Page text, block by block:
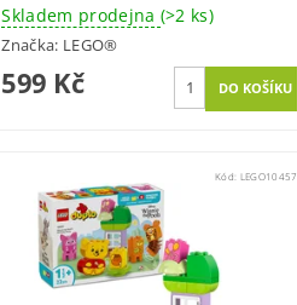
Skladem prodejna (>2 ks)
Značka: LEGO®
599 Kč
Kód: LEGO10457